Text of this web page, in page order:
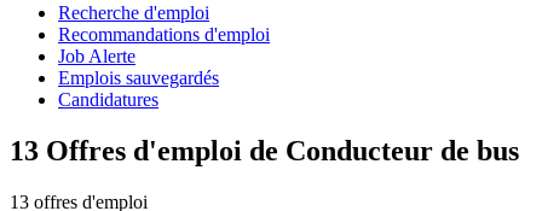
Recherche d'emploi
Recommandations d'emploi
Job Alerte
Emplois sauvegardés
Candidatures
13 Offres d'emploi de Conducteur de bus
13 offres d'emploi